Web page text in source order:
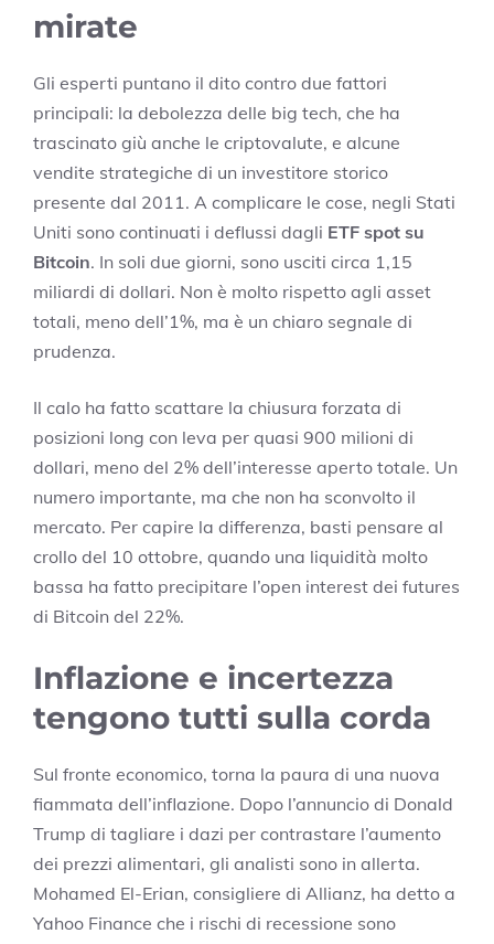
mirate
Gli esperti puntano il dito contro due fattori
principali: la debolezza delle big tech, che ha
trascinato giù anche le criptovalute, e alcune
vendite strategiche di un investitore storico
presente dal 2011. A complicare le cose, negli Stati
Uniti sono continuati i deflussi dagli ETF spot su
Bitcoin. In soli due giorni, sono usciti circa 1,15
miliardi di dollari. Non è molto rispetto agli asset
totali, meno dell’1%, ma è un chiaro segnale di
prudenza.
Il calo ha fatto scattare la chiusura forzata di
posizioni long con leva per quasi 900 milioni di
dollari, meno del 2% dell’interesse aperto totale. Un
numero importante, ma che non ha sconvolto il
mercato. Per capire la differenza, basti pensare al
crollo del 10 ottobre, quando una liquidità molto
bassa ha fatto precipitare l’open interest dei futures
di Bitcoin del 22%.
Inflazione e incertezza
tengono tutti sulla corda
Sul fronte economico, torna la paura di una nuova
fiammata dell’inflazione. Dopo l’annuncio di Donald
Trump di tagliare i dazi per contrastare l’aumento
dei prezzi alimentari, gli analisti sono in allerta.
Mohamed El-Erian, consigliere di Allianz, ha detto a
Yahoo Finance che i rischi di recessione sono